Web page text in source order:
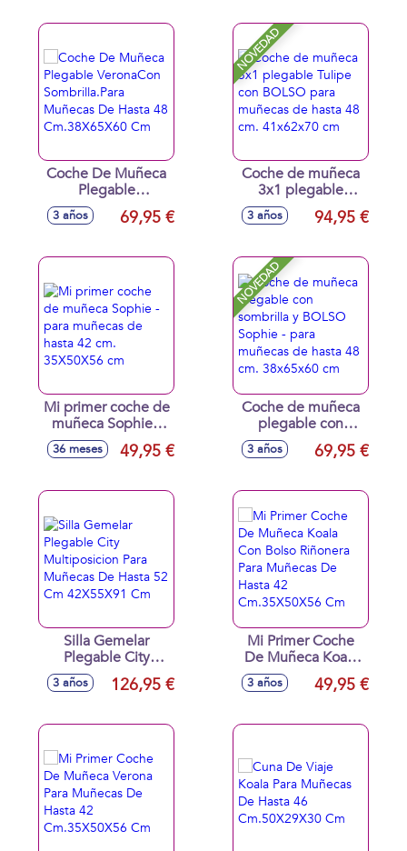
Coche De Muñeca
Plegable
VeronaCon
Sombrilla.Para
48 Cm.38X65X60
3 años 69,95 €
NOVEDAD
Coche de muñeca
3x1 plegable
Tulipe con BOLSO
para muñecas de
41x62x70 cm
3 años 94,95 €
Mi primer coche de
muñeca Sophie -
para muñecas de
hasta 42 cm.
36 meses 49,95 €
NOVEDAD
Coche de muñeca
plegable con
sombrilla y BOLSO
Sophie - para
48 cm. 38x65x60
3 años 69,95 €
Silla Gemelar
Plegable City
Multiposicion Para
Muñecas De Hasta
Cm
3 años 126,95 €
Mi Primer Coche
De Muñeca Koala
Con Bolso Riñonera
Para Muñecas De
Cm.35X50X56 Cm
3 años 49,95 €